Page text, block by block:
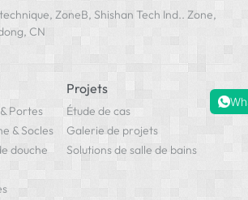
ZoneB, Shishan Tech Ind.. Zone,
CN
Portes
& Socles
douche
Projets
Étude de cas
Galerie de projets
Solutions de salle de bains